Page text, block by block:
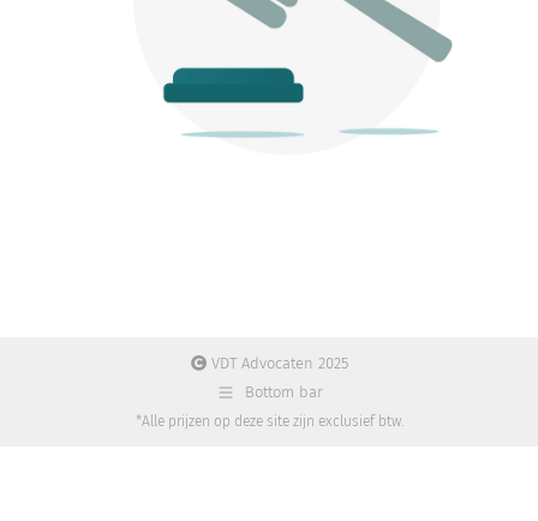
VDT Advocaten 2025
Bottom bar
*Alle prijzen op deze site zijn exclusief btw.